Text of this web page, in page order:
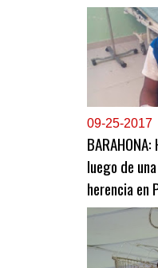
09-25-2017
luego de
herencia en